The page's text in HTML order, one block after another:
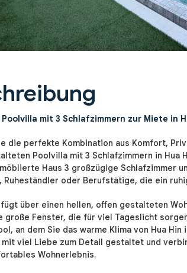
Poolvilla mit 3 Schlafzimmern zur Miete in
die perfekte Kombination aus Komfort,
Poolvilla mit 3 Schlafzimmern in Hua
Haus 3 großzügige Schlafzimmer
Ruheständler oder Berufstätige, die ein
über einen hellen, offen gestalteten
große Fenster, die für viel Tageslicht
an dem Sie das warme Klima von Hua
mit viel Liebe zum Detail gestaltet und
Wohnerlebnis.